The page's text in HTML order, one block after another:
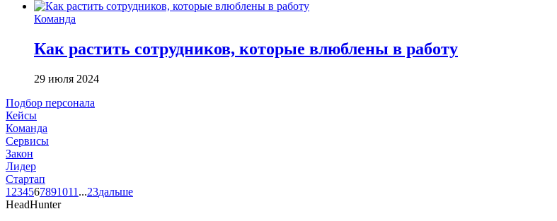
Команда
Как растить сотрудников, которые влюблены в работу
29 июля 2024
Подбор персонала
Кейсы
Команда
Сервисы
Закон
Лидер
Стартап
1 234567891011 ...23дальше
HeadHunter